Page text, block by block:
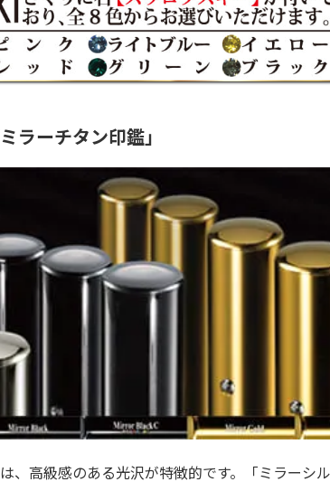
ラーチタン印鑑」
、高級感のある光沢が特徴的です。「ミラーシ